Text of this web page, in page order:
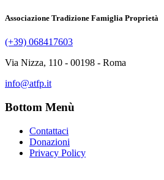
Associazione Tradizione Famiglia Proprietà
(+39) 068417603
Via Nizza, 110 - 00198 - Roma
info@atfp.it
Bottom Menù
Contattaci
Donazioni
Privacy Policy